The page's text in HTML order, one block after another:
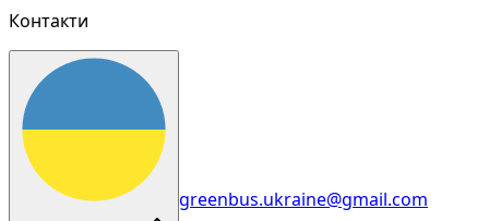
Контакти
greenbus.ukraine@gmail.com